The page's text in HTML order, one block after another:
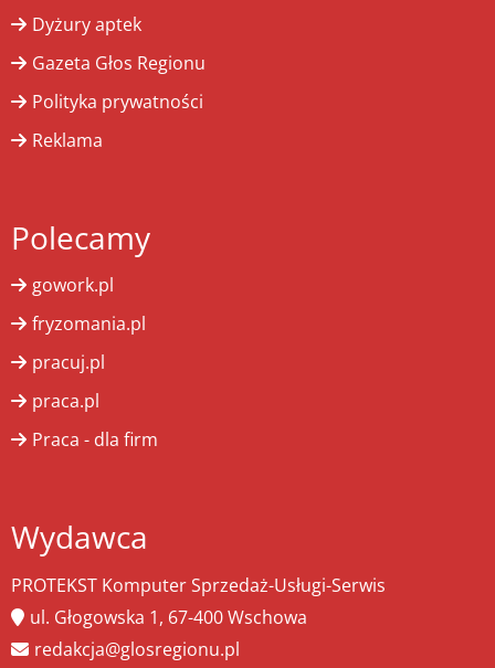
Dyżury aptek
Gazeta Głos Regionu
Polityka prywatności
Reklama
Polecamy
gowork.pl
fryzomania.pl
pracuj.pl
praca.pl
Praca - dla firm
Wydawca
PROTEKST Komputer Sprzedaż-Usługi-Serwis
ul. Głogowska 1, 67-400 Wschowa
redakcja@glosregionu.pl